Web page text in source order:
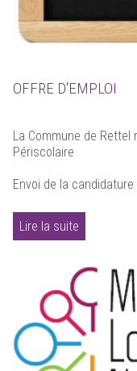
OFFRE D'EMPLOI
La Commune de
Périscolaire
Envoi de la
Lire la suite